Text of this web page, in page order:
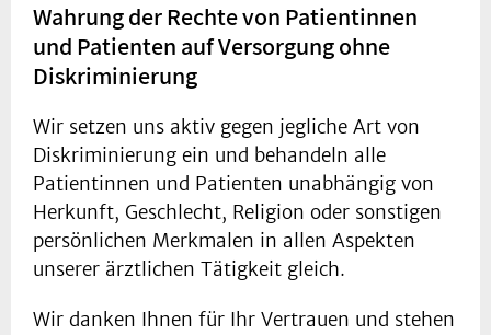
Wahrung der Rechte von Patientinnen
und Patienten auf Versorgung ohne
Diskriminierung
Wir setzen uns aktiv gegen jegliche Art von
Diskriminierung ein und behandeln alle
Patientinnen und Patienten unabhängig von
Herkunft, Geschlecht, Religion oder sonstigen
persönlichen Merkmalen in allen Aspekten
unserer ärztlichen Tätigkeit gleich.
Wir danken Ihnen für Ihr Vertrauen und stehen